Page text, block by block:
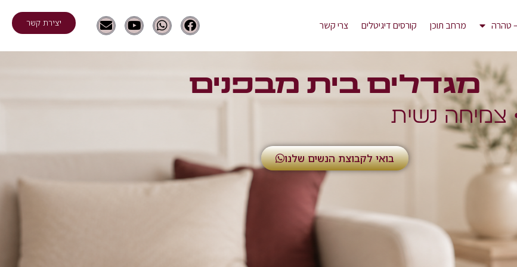
טהרה מרחב תוכן קורסים דיגיטלים צרי קשר יצירת קשר
מגדלים בית מבפנים
• צמיחה נשית
בואי לקבוצת הנשים שלנו